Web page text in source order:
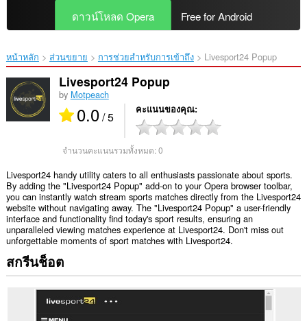
ดาวน์โหลด Opera Free for Android
หน้าหลัก ส่วนขยาย การช่วยสำหรับการเข้าถึง Livesport24 Popup‎
Livesport24 Popup
by Motpeach
0.0/ 5 คะแนนของคุณ
จำนวนคะแนนรวมทั้งหมด:0
Livesport24 handy utility caters to all enthusiasts passionate about sports.
By adding the "Livesport24 Popup" add-on to your Opera browser toolbar,
you can instantly watch stream sports matches directly from the Livesport24
website without navigating away. The "Livesport24 Popup" a user-friendly
interface and functionality find today's sport results, ensuring an
unparalleled viewing matches experience at Livesport24. Don't miss out
unforgettable moments of sport matches with Livesport24.
สกรีนช็อต